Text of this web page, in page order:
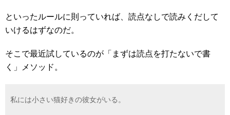
といったルールに則っていれば、読点なしで読みくだして
いけるはずなのだ。
そこで最近試しているのが「まずは読点を打たないで書
く」メソッド。
私には小さい猫好きの彼女がいる。